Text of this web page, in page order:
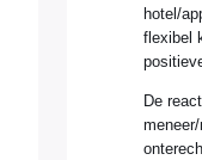
hotel/
flexibel
De